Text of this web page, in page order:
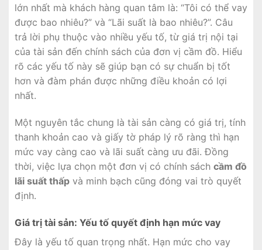
lớn nhất mà khách hàng quan tâm là: “Tôi có thể vay
được bao nhiêu?” và “Lãi suất là bao nhiêu?”. Câu
trả lời phụ thuộc vào nhiều yếu tố, từ giá trị nội tại
của tài sản đến chính sách của đơn vị cầm đồ. Hiểu
rõ các yếu tố này sẽ giúp bạn có sự chuẩn bị tốt
hơn và đàm phán được những điều khoản có lợi
nhất.
Một nguyên tắc chung là tài sản càng có giá trị, tính
thanh khoản cao và giấy tờ pháp lý rõ ràng thì hạn
mức vay càng cao và lãi suất càng ưu đãi. Đồng
thời, việc lựa chọn một đơn vị có chính sách cầm đồ
lãi suất thấp và minh bạch cũng đóng vai trò quyết
định.
Giá trị tài sản: Yếu tố quyết định hạn mức vay
Đây là yếu tố quan trọng nhất. Hạn mức cho vay